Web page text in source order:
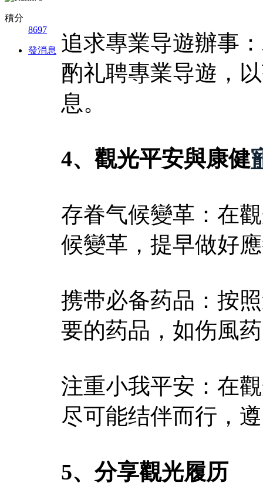
積分
8697
發消息
追求專業导遊辦事
酌礼聘專業导遊，
息。
4、觀光平安與康健
存眷气候變革：在
候變革，提早做好
携带必备药品：按
要的药品，如伤風
注重小我平安：在
尽可能结伴而行，
5、分享觀光履历